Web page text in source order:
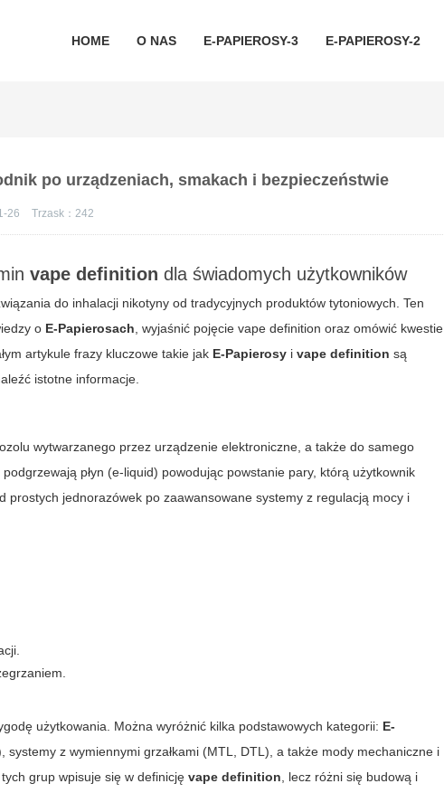
HOME O NAS E-PAPIEROSY-3 E-PAPIEROSY-2
po urządzeniach, smakach i bezpieczeństwie
26 Trzask： 242
vape definition dla świadomych użytkowników
do inhalacji nikotyny od tradycyjnych produktów tytoniowych. Ten
o E-Papierosach , wyjaśnić pojęcievape definition oraz omówić kwestie
artykule frazy kluczowe takie jak E-Papierosy ivape definition są
istotne informacje.
wytwarzanego przez urządzenie elektroniczne, a także do samego
płyn (e-liquid) powodując powstanie pary, którą użytkownik
prostych jednorazówek po zaawansowane systemy z regulacją mocy i
użytkowania. Można wyróżnić kilka podstawowych kategorii: E-
z wymiennymi grzałkami (MTL, DTL), a także mody mechaniczne i
grup wpisuje się w definicjęvape definition , lecz różni się budową i